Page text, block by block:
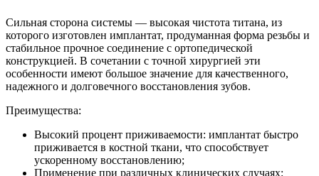
Сильная сторона системы — высокая чистота титана, из
которого изготовлен имплантат, продуманная форма резьбы и
стабильное прочное соединение с ортопедической
конструкцией. В сочетании с точной хирургией эти
особенности имеют большое значение для качественного,
надежного и долговечного восстановления зубов.
Преимущества:
Высокий процент приживаемости: имплантат быстро
приживается в костной ткани, что способствует
ускоренному восстановлению;
Применение при различных клинических случаях: